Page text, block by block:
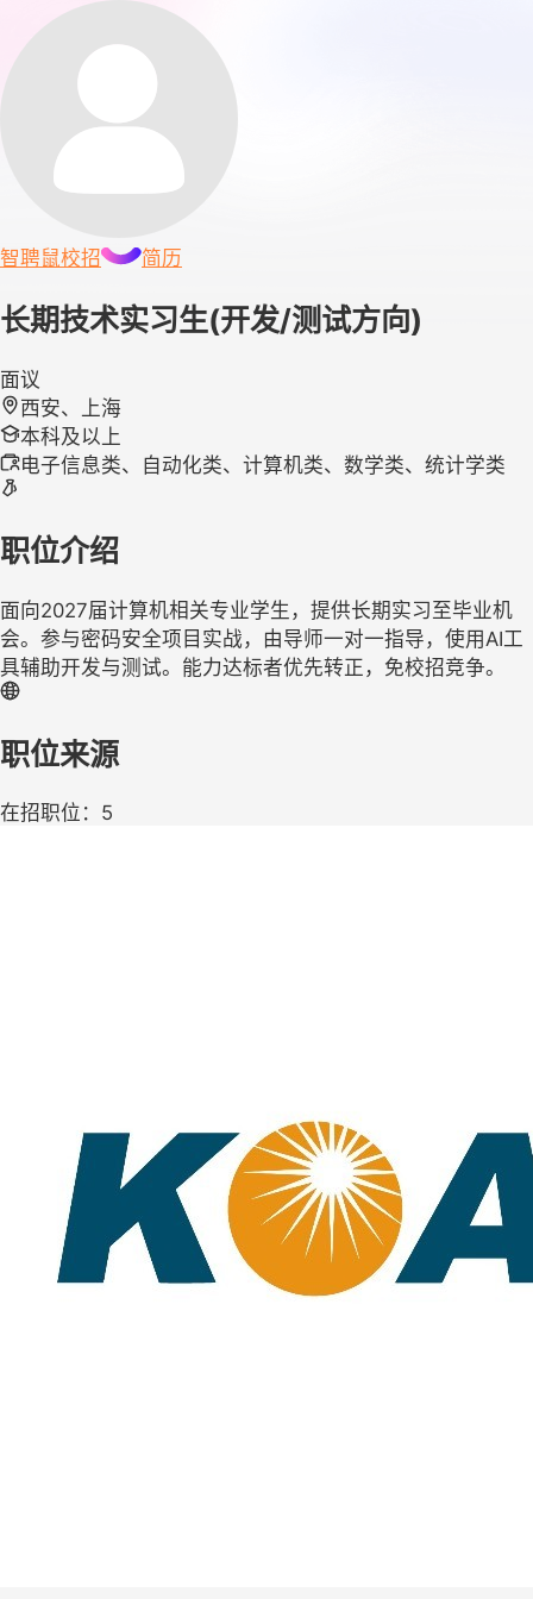
智聘鼠校招 简历
长期技术实习生(开发/测试方向)
面议
西安、上海
本科及以上
电子信息类、自动化类、计算机类、数学类、统计学类
职位介绍
面向2027届计算机相关专业学生，提供长期实习至毕业机
会。参与密码安全项目实战，由导师一对一指导，使用AI工
具辅助开发与测试。能力达标者优先转正，免校招竞争。
职位来源
在招职位：5